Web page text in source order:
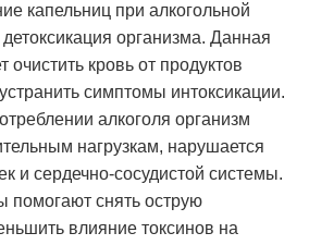
капельниц при алкогольной
организма. Данная
очистить кровь от продуктов
симптомы интоксикации.
алкоголя организм
нагрузкам, нарушается
и сердечно-сосудистой системы.
помогают снять острую
влияние токсинов на